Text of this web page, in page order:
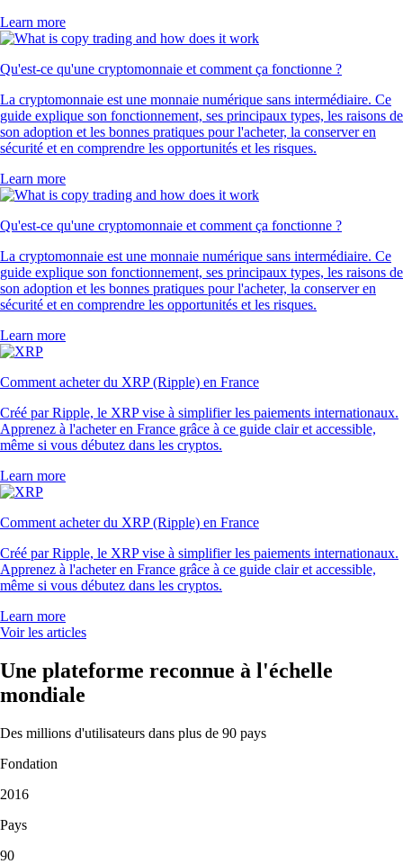
Learn more
Qu'est-ce qu'une cryptomonnaie et comment ça fonctionne ?
La cryptomonnaie est une monnaie numérique sans intermédiaire. Ce
guide explique son fonctionnement, ses principaux types, les raisons de
son adoption et les bonnes pratiques pour l'acheter, la conserver en
sécurité et en comprendre les opportunités et les risques.
Learn more
Qu'est-ce qu'une cryptomonnaie et comment ça fonctionne ?
La cryptomonnaie est une monnaie numérique sans intermédiaire. Ce
guide explique son fonctionnement, ses principaux types, les raisons de
son adoption et les bonnes pratiques pour l'acheter, la conserver en
sécurité et en comprendre les opportunités et les risques.
Learn more
Comment acheter du XRP (Ripple) en France
Créé par Ripple, le XRP vise à simplifier les paiements internationaux.
Apprenez à l'acheter en France grâce à ce guide clair et accessible,
même si vous débutez dans les cryptos.
Learn more
Comment acheter du XRP (Ripple) en France
Créé par Ripple, le XRP vise à simplifier les paiements internationaux.
Apprenez à l'acheter en France grâce à ce guide clair et accessible,
même si vous débutez dans les cryptos.
Learn more
Voir les articles
Une plateforme reconnue à l'échelle
mondiale
Des millions d'utilisateurs dans plus de 90 pays
Fondation
2016
Pays
90